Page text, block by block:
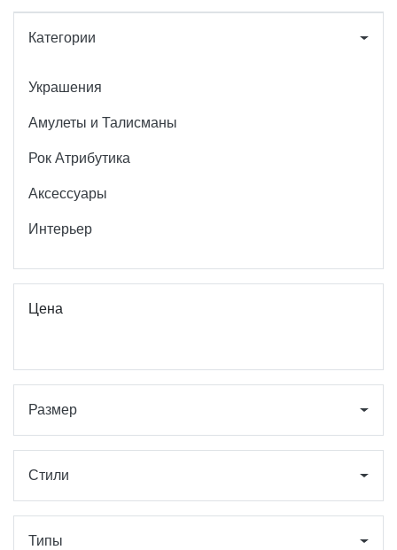
Категории
Украшения
Амулеты и Талисманы
Рок Атрибутика
Аксессуары
Интерьер
Цена
Размер
Стили
Типы